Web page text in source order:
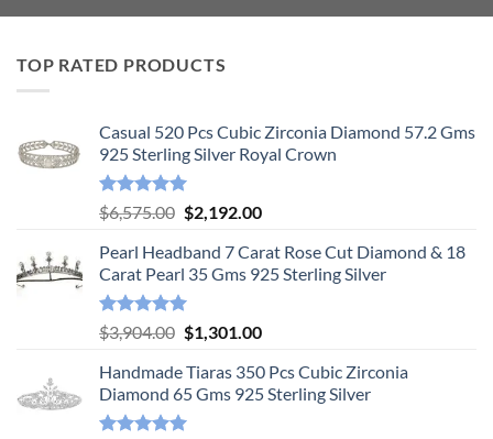
TOP RATED PRODUCTS
Casual 520 Pcs Cubic Zirconia Diamond 57.2 Gms
925 Sterling Silver Royal Crown
Rated5.00
out of 5
$6,575.00 Original
was:
$6,575.00.
$2,192.00Current
is:
$2,192.00.
Pearl Headband 7 Carat Rose Cut Diamond & 18
Carat Pearl 35 Gms 925 Sterling Silver
Rated5.00
out of 5
$3,904.00 Original
was:
$3,904.00.
$1,301.00Current
is:
$1,301.00.
Handmade Tiaras 350 Pcs Cubic Zirconia
Diamond 65 Gms 925 Sterling Silver